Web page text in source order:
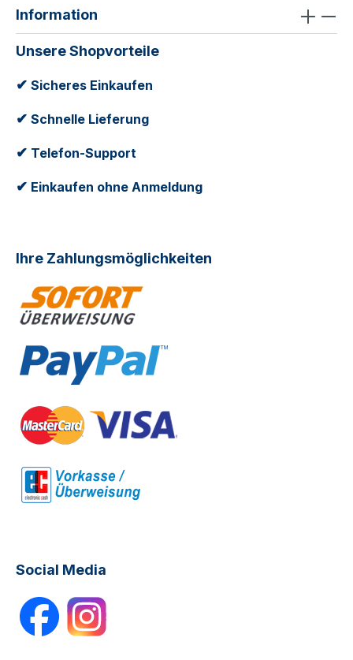
Information
Unsere Shopvorteile
✔ Sicheres Einkaufen
✔ Schnelle Lieferung
✔ Telefon-Support
✔ Einkaufen ohne Anmeldung
Ihre Zahlungsmöglichkeiten
Social Media